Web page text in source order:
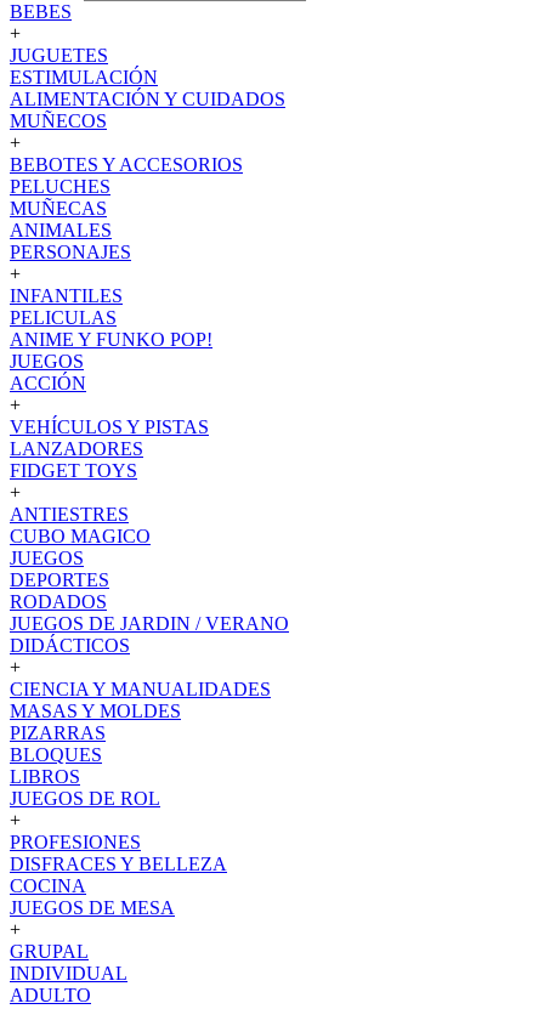
BEBES
+
JUGUETES
ESTIMULACIÓN
ALIMENTACIÓN Y CUIDADOS
MUÑECOS
+
BEBOTES Y ACCESORIOS
PELUCHES
MUÑECAS
ANIMALES
PERSONAJES
+
INFANTILES
PELICULAS
ANIME Y FUNKO POP!
JUEGOS
ACCIÓN
+
VEHÍCULOS Y PISTAS
LANZADORES
FIDGET TOYS
+
ANTIESTRES
CUBO MAGICO
JUEGOS
DEPORTES
RODADOS
JUEGOS DE JARDIN / VERANO
DIDÁCTICOS
+
CIENCIA Y MANUALIDADES
MASAS Y MOLDES
PIZARRAS
BLOQUES
LIBROS
JUEGOS DE ROL
+
PROFESIONES
DISFRACES Y BELLEZA
COCINA
JUEGOS DE MESA
+
GRUPAL
INDIVIDUAL
ADULTO